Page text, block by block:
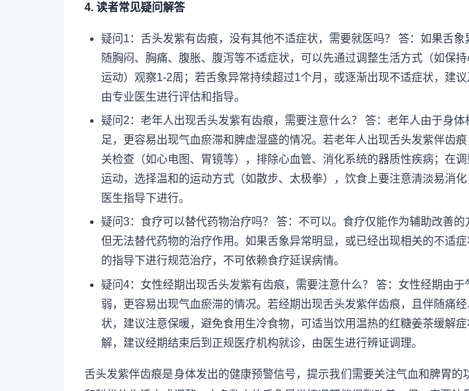
4. 读者常见疑问解答
疑问1：舌头发紫有齿痕，没有其他不适症状，需要就医吗？ 答：如果舌
随胸闷、胸痛、腹胀、腹泻等不适症状，可以先通过调整生活方式（如保
运动）观察1-2周；若舌象异常持续超过1个月，或逐渐出现不适症状，建议
由专业医生进行评估和指导。
疑问2：老年人出现舌头发紫有齿痕，需要注意什么？ 答：老年人由于身
足，更容易出现气血瘀滞和脾虚湿盛的情况。若老年人出现舌头发紫伴齿
关检查（如心电图、胃镜等），排除心血管、消化系统的器质性疾病；在
运动，选择温和的运动方式（如散步、太极拳），饮食上要注意清淡易消
医生指导下进行。
疑问3：食疗可以替代药物治疗吗？ 答：不可以。食疗仅能作为辅助改善的
但无法替代药物的治疗作用。如果舌象异常明显，或已经出现相关的不适
的指导下进行规范治疗，不可依赖食疗延误病情。
疑问4：女性经期出现舌头发紫有齿痕，需要注意什么？ 答：女性经期由
弱，更容易出现气血瘀滞的情况。若经期出现舌头发紫伴齿痕，且伴随痛
状，建议注意保暖，避免食用生冷食物，可适当饮用温热的红糖姜茶缓解
解，建议经期结束后到正规医疗机构就诊，由医生进行辨证调理。
舌头发紫伴齿痕是身体发出的健康预警信号，提示我们需要关注气血和脾胃的